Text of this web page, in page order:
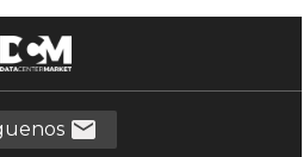
C coche conectado
G